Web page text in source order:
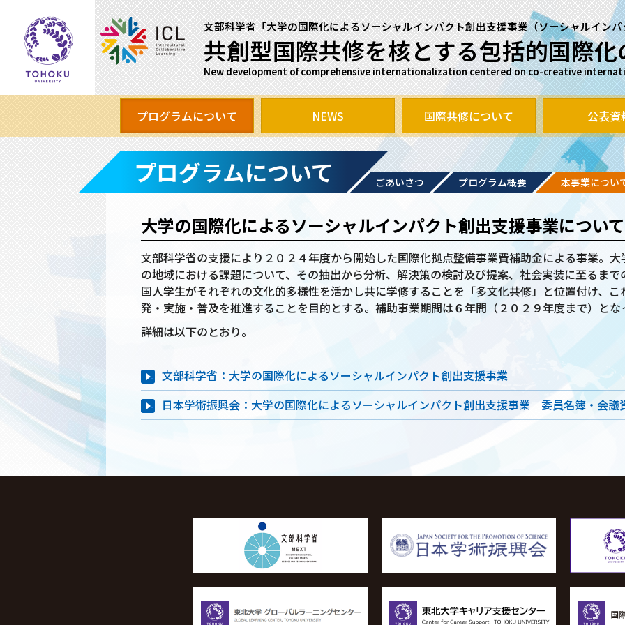
文部科学省「大学の国際化によるソーシャルインパクト創出支援事業（ソーシャルイン
共創型国際共修を核とする包括的国際
New development of comprehensive internationalization centered on co-creative
プログラムについて NEWS 国際共修について 公表資
プログラムについて ごあいさつ プログラム概要 本事業につい
大学の国際化によるソーシャルインパクト創出支援事業について
文部科学省の支援により２０２４年度から開始した国際化拠点整備事業費補助金による事業。
の地域における課題について、その抽出から分析、解決策の検討及び提案、社会実装に至るま
国人学生がそれぞれの文化的多様性を活かし共に学修することを「多文化共修」と位置付け、
発・実施・普及を推進することを目的とする。補助事業期間は６年間（２０２９年度まで）とな
詳細は以下のとおり。
文部科学省：大学の国際化によるソーシャルインパクト創出支援事業
日本学術振興会：大学の国際化によるソーシャルインパクト創出支援事業 委員名簿・会議